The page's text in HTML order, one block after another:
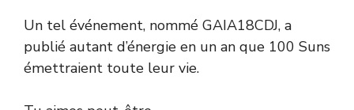
Un tel événement, nommé GAIA18CDJ, a
publié autant d’énergie en un an que 100 Suns
émettraient toute leur vie.